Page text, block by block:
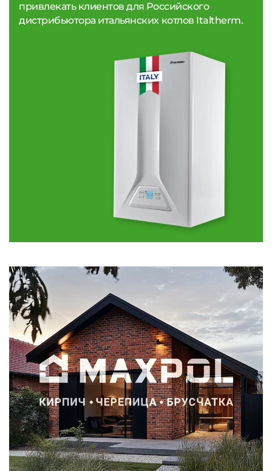
привлекать клиентов для Российского
дистрибьютора итальянских котлов Italtherm.